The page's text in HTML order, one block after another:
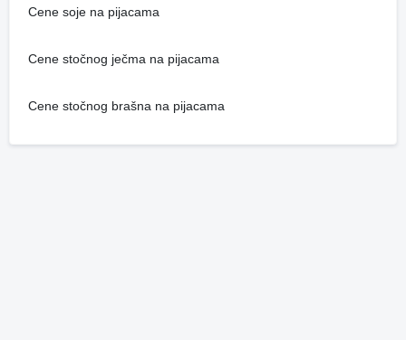
Cene soje na pijacama
Cene stočnog ječma na pijacama
Cene stočnog brašna na pijacama